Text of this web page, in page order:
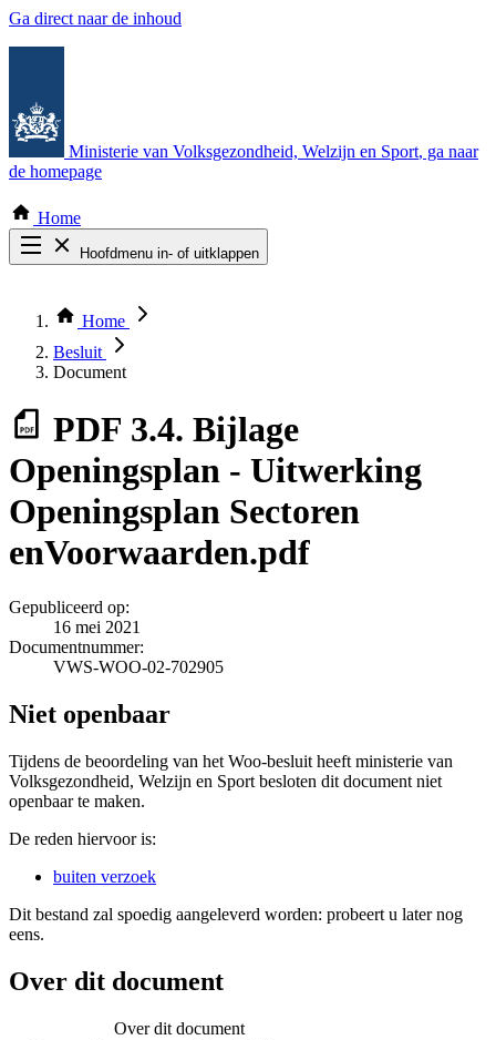
Ga direct naar de inhoud
Ministerie van Volksgezondheid, Welzijn en Sport, ga naar
de homepage
Home
Hoofdmenu in- of uitklappen
Thema COVID-19
Bekijk per bestuursorgaan
Home
Besluit
Document
PDF 3.4. Bijlage
Openingsplan - Uitwerking
Openingsplan Sectoren
enVoorwaarden.pdf
Gepubliceerd op:
16 mei 2021
Documentnummer:
VWS-WOO-02-702905
Niet openbaar
Tijdens de beoordeling van het Woo-besluit heeft ministerie van
Volksgezondheid, Welzijn en Sport besloten dit document niet
openbaar te maken.
De reden hiervoor is:
buiten verzoek
Dit bestand zal spoedig aangeleverd worden: probeert u later nog
eens.
Over dit document
Over dit document